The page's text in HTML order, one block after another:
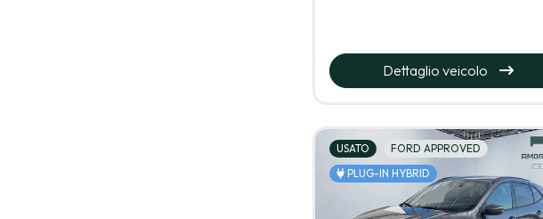
Dettaglio veicolo
USATO
FORD APPROVED
PLUG-IN HYBRID